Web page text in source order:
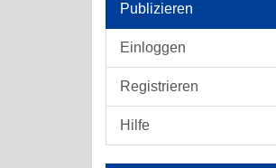
Publizieren
Einloggen
Registrieren
Hilfe